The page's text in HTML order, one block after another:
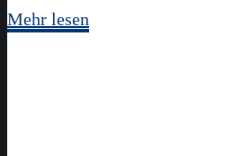
Mehr lesen